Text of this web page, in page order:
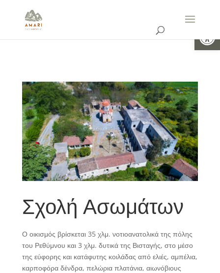
Σχολή Ασωμάτων
Ο οικισμός βρίσκεται 35 χλμ. νοτιοανατολικά της πόλης
του Ρεθύμνου και 3 χλμ. δυτικά της Βισταγής, στο μέσο
της εύφορης και κατάφυτης κοιλάδας από ελιές, αμπέλια,
καρποφόρα δένδρα, πελώρια πλατάνια, αιωνόβιους